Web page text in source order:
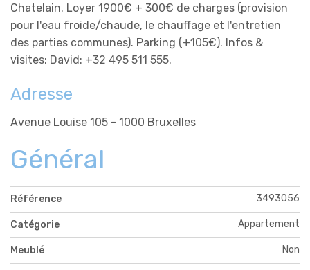
Chatelain. Loyer 1900€ + 300€ de charges (provision
pour l'eau froide/chaude, le chauffage et l'entretien
des parties communes). Parking (+105€). Infos &
visites: David: +32 495 511 555.
Adresse
Avenue Louise 105 - 1000 Bruxelles
Général
Référence 3493056
Catégorie Appartement
Meublé Non